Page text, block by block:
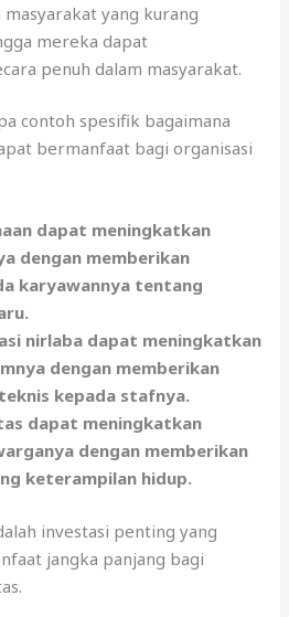
yang kurang
mereka dapat
penuh dalam masyarakat.
contoh spesifik bagaimana
bermanfaat bagi organisasi
dapat meningkatkan
dengan memberikan
karyawannya tentang
nirlaba dapat meningkatkan
dengan memberikan
kepada stafnya.
dapat meningkatkan
dengan memberikan
keterampilan hidup.
investasi penting yang
jangka panjang bagi